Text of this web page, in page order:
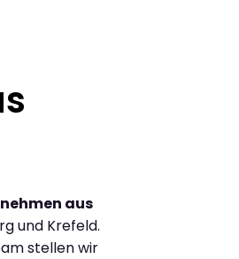
aus
und Krefeld.
stellen wir